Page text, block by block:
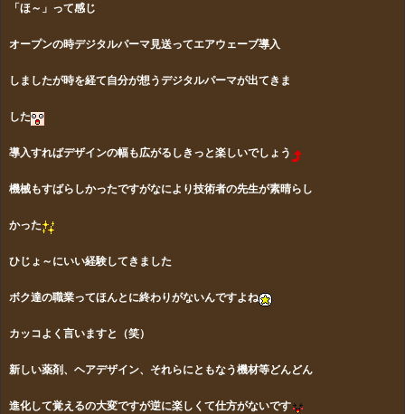
「ほ～」って感じ
オープンの時デジタルパーマ見送ってエアウェーブ導入
しましたが時を経て自分が想うデジタルパーマが出てきま
した
導入すればデザインの幅も広がるしきっと楽しいでしょう
機械もすばらしかったですがなにより技術者の先生が素晴らし
かった
ひじょ～にいい経験してきました
ボク達の職業ってほんとに終わりがないんですよね
カッコよく言いますと（笑）
新しい薬剤、ヘアデザイン、それらにともなう機材等どんどん
進化して覚えるの大変ですが逆に楽しくて仕方がないです